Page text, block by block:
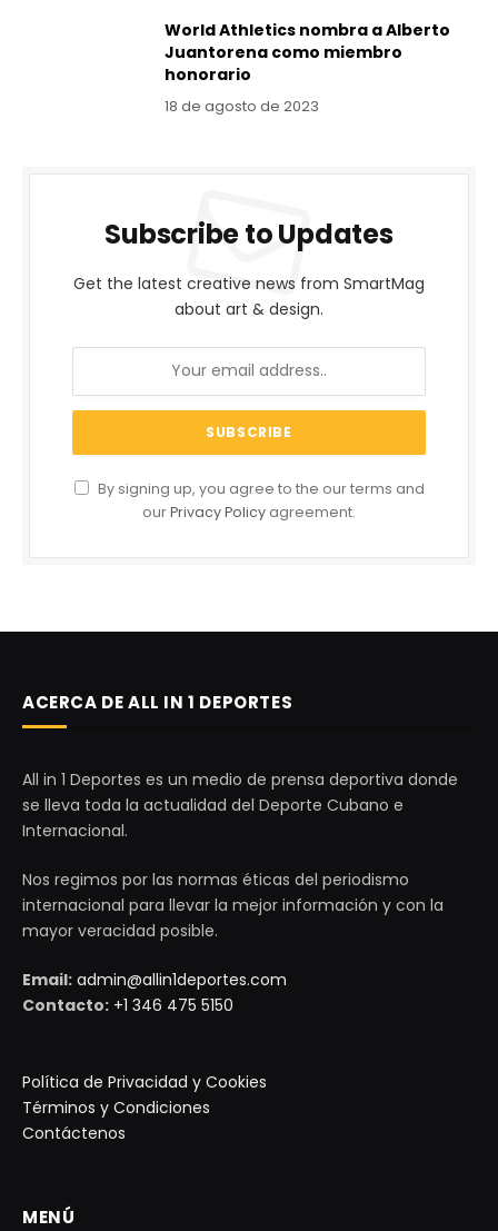
World Athletics nombra a Alberto
Juantorena como miembro
honorario
18 de agosto de 2023
Subscribe to Updates
Get the latest creative news from SmartMag
about art & design.
By signing up, you agree to the our terms and
ourPrivacy Policy agreement.
ACERCA DE ALL IN 1 DEPORTES
All in 1 Deportes es un medio de prensa deportiva donde
se lleva toda la actualidad del Deporte Cubano e
Internacional.
Nos regimos por las normas éticas del periodismo
internacional para llevar la mejor información y con la
mayor veracidad posible.
Email: admin@allin1deportes.com
Contacto: +1 346 475 5150
Política de Privacidad y Cookies
Términos y Condiciones
Contáctenos
MENÚ